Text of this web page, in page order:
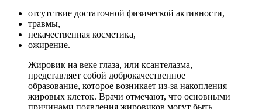
отсутствие достаточной физической активности,
травмы,
некачественная косметика,
ожирение.
Жировик на веке глаза, или ксантелазма,
представляет собой доброкачественное
образование, которое возникает из-за накопления
жировых клеток. Врачи отмечают, что основными
причинами появления жировиков могут быть